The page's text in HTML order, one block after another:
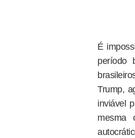
É
período
Trump,
inviável
mesma